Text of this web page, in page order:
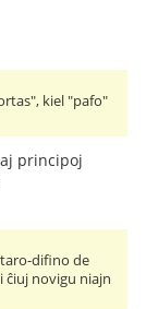
kiel "pafo"
principoj
difino de
ĉiuj novigu niajn